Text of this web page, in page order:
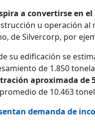
a convertirse en
u operación al
de Silvercorp, por
su edificación se
de 1.850
aproximada de
de 10.463
demanda de